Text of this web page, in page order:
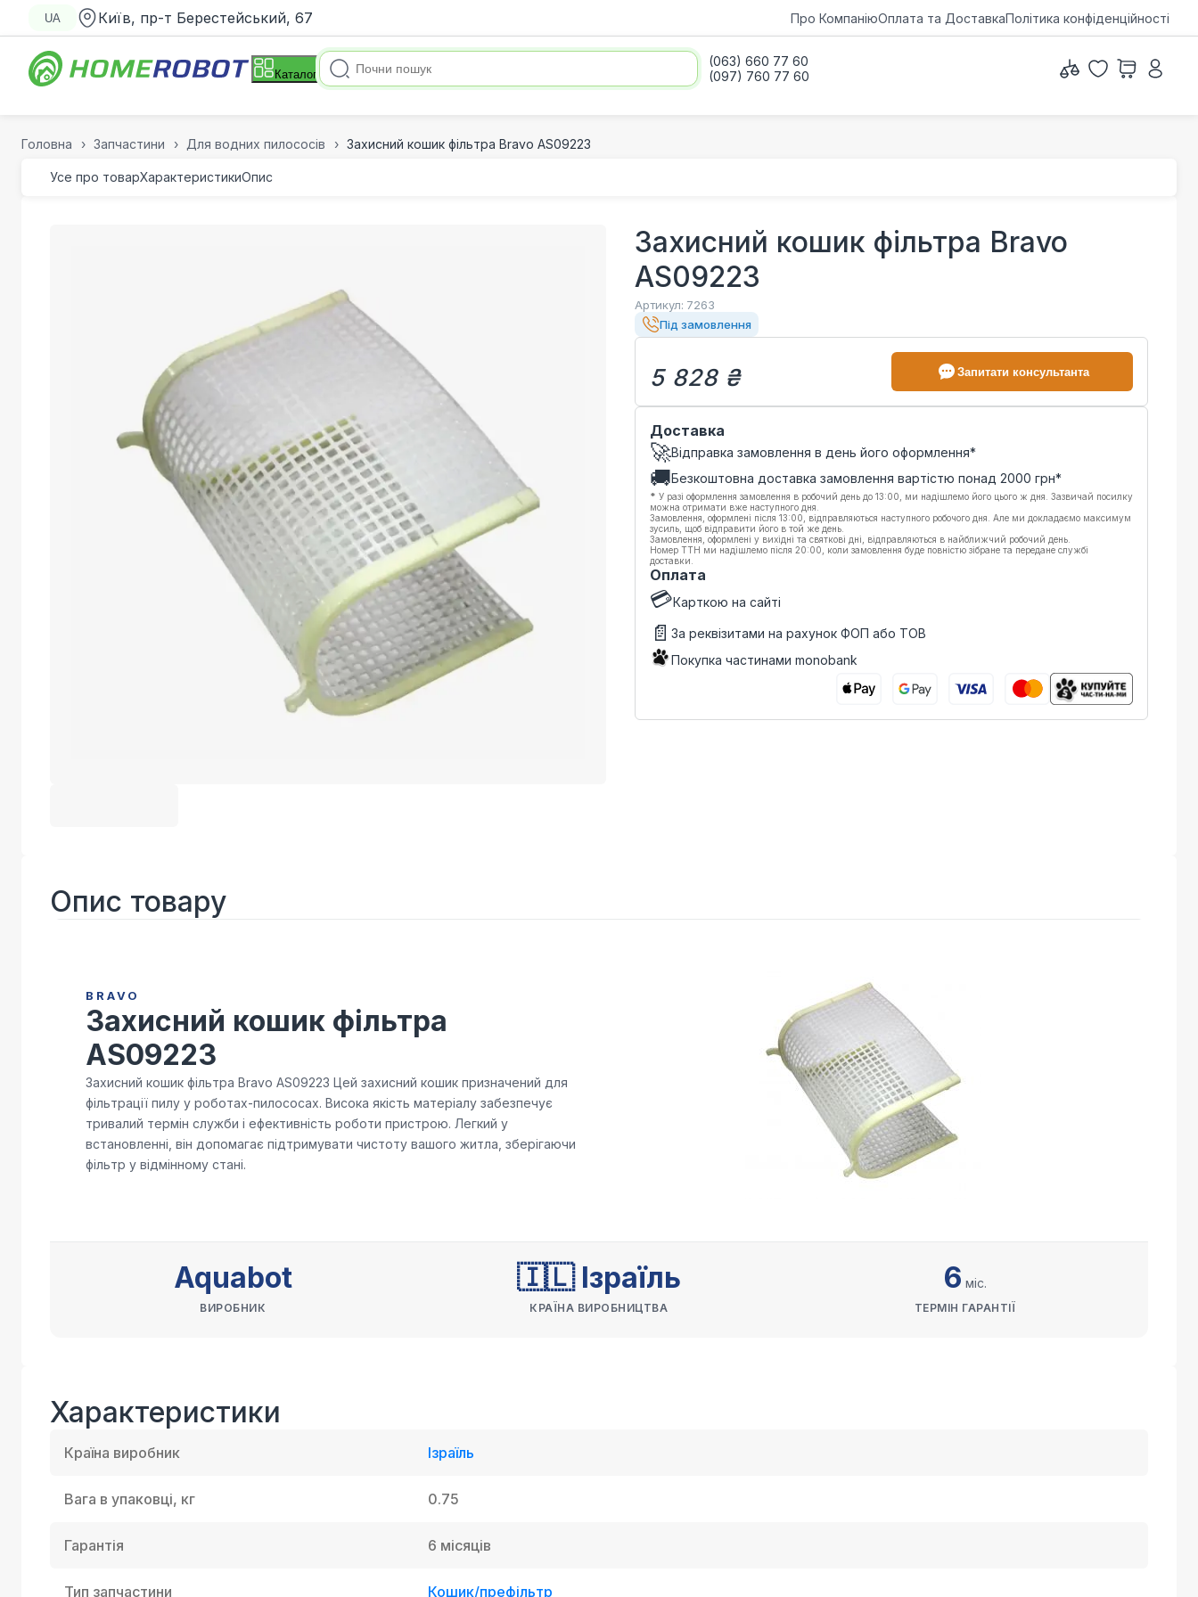
UA Київ, пр-т Берестейський, 67 Про КомпаніюОплата та ДоставкаПолітика конфіденційності
Каталог
(063) 660 77 60
(097) 760 77 60
Головна Запчастини Для водних пилососів Захисний кошик фільтра Bravo AS09223
Усе про товарХарактеристикиОпис
Захисний кошик фільтра Bravo
AS09223
Артикул: 7263
Під замовлення
5 828 ₴ Запитати консультанта
Доставка
🚀Відправка замовлення в день його оформлення*
🚚Безкоштовна доставка замовлення вартістю понад 2000 грн*
* У разі оформлення замовлення в робочий день до 13:00, ми надішлемо його цього ж дня. Зазвичай посилку
можна отримати вже наступного дня.
Замовлення, оформлені після 13:00, відправляються наступного робочого дня. Але ми докладаємо максимум
зусиль, щоб відправити його в той же день.
Замовлення, оформлені у вихідні та святкові дні, відправляються в найближчий робочий день.
Номер ТТН ми надішлемо після 20:00, коли замовлення буде повністю зібране та передане службі
доставки.
Оплата
💳Карткою на сайті
📄 За реквізитами на рахунок ФОП або ТОВ
Покупка частинами monobank
Опис товару
BRAVO
Захисний кошик фільтра
AS09223
Захисний кошик фільтра Bravo AS09223 Цей захисний кошик призначений для
фільтрації пилу у роботах-пилососах. Висока якість матеріалу забезпечує
тривалий термін служби і ефективність роботи пристрою. Легкий у
встановленні, він допомагає підтримувати чистоту вашого житла, зберігаючи
фільтр у відмінному стані.
Aquabot
ВИРОБНИК
🇮🇱 Ізраїль
КРАЇНА ВИРОБНИЦТВА
6 міс.
ТЕРМІН ГАРАНТІЇ
Характеристики
Країна виробник Ізраїль
Вага в упаковці, кг 0.75
Гарантія 6 місяців
Тип запчастини Кошик/префільтр